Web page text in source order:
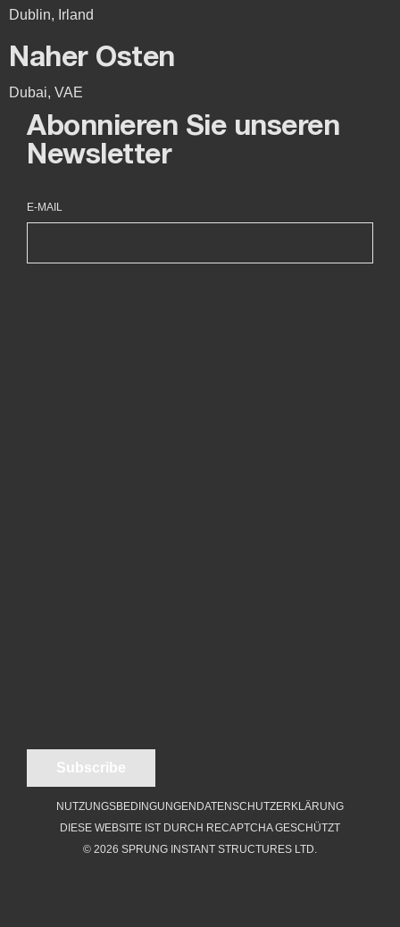
Dublin, Irland
Naher Osten
Dubai, VAE
Abonnieren Sie unseren
Newsletter
E-MAIL
NUTZUNGSBEDINGUNGEN DATENSCHUTZERKLÄRUNG
DIESE WEBSITE IST DURCH RECAPTCHA GESCHÜTZT
© 2026 SPRUNG INSTANT STRUCTURES LTD.